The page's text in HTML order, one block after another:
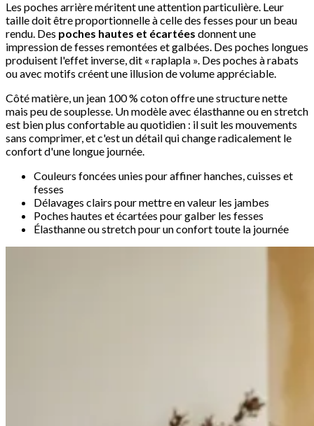
Les poches arrière méritent une attention particulière. Leur
taille doit être proportionnelle à celle des fesses pour un beau
rendu. Des poches hautes et écartées donnent une
impression de fesses remontées et galbées. Des poches longues
produisent l'effet inverse, dit « raplapla ». Des poches à rabats
ou avec motifs créent une illusion de volume appréciable.
Côté matière, un jean 100 % coton offre une structure nette
mais peu de souplesse. Un modèle avec élasthanne ou en stretch
est bien plus confortable au quotidien : il suit les mouvements
sans comprimer, et c'est un détail qui change radicalement le
confort d'une longue journée.
Couleurs foncées unies pour affiner hanches, cuisses et
fesses
Délavages clairs pour mettre en valeur les jambes
Poches hautes et écartées pour galber les fesses
Élasthanne ou stretch pour un confort toute la journée